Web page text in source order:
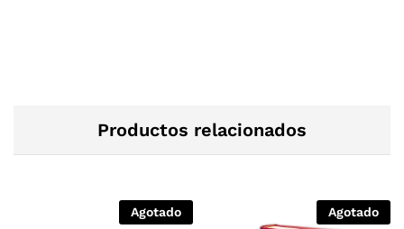
Productos relacionados
Agotado Agotado